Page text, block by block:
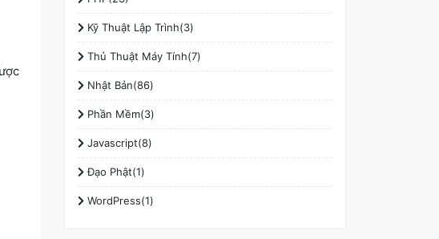
Kỹ Thuật Lập Trình(3)
Thủ Thuật Máy Tính(7)
Nhật Bản(86)
Phần Mềm(3)
Javascript(8)
Đạo Phật(1)
WordPress(1)